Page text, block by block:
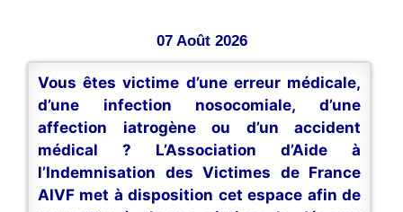
07 Août 2026
Vous êtes victime d’une erreur médicale,
d’une infection nosocomiale, d’une
affection iatrogène ou d’un accident
médical ? L’Association d’Aide à
l’Indemnisation des Victimes de France
AIVF met à disposition cet espace afin de